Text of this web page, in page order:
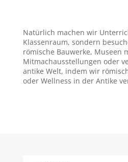
Natürlich machen wir
Klassenraum, sondern
römische Bauwerke, Museen
Mitmachausstellungen oder
antike Welt, indem wir
oder Wellness in der Antike